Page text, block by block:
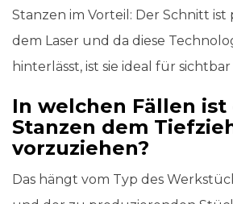
Stanzen im Vorteil: Der Schnitt ist
dem Laser und da diese
hinterlässt, ist sie ideal für
In welchen Fällen ist
Stanzen dem
vorzuziehen?
Das hängt vom Typ des